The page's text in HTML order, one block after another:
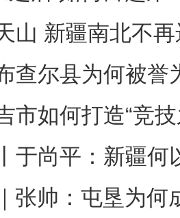
新疆4000亩沙漠盐
山 新疆南北不
查尔县为何被誉
市如何打造“竞
于尚平：新疆何
张帅：屯垦为何